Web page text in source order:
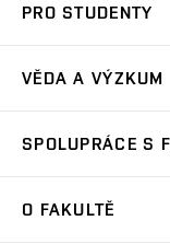
Ambasadoři studia
Zápisy
Dny otevřených dveří
PRO STUDENTY
Studijní předpisy
Pro prváky
VĚDA A VÝZKUM
Oblasti výzkumu
SPOLUPRÁCE S
O FAKULTĚ